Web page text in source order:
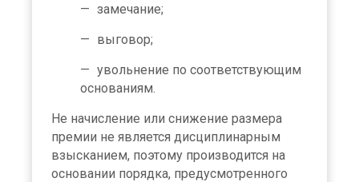
замечание;
выговор;
увольнение по соответствующим
основаниям.
Не начисление или снижение размера
премии не является дисциплинарным
взысканием, поэтому производится на
основании порядка, предусмотренного